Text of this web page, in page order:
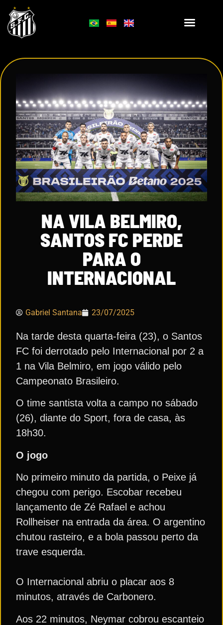
NA VILA BELMIRO,
SANTOS FC PERDE
PARA O
INTERNACIONAL
Gabriel Santana 23/07/2025
Na tarde desta quarta-feira (23), o Santos
FC foi derrotado pelo Internacional por 2 a
1 na Vila Belmiro, em jogo válido pelo
Campeonato Brasileiro.
O time santista volta a campo no sábado
(26), diante do Sport, fora de casa, às
18h30.
O jogo
No primeiro minuto da partida, o Peixe já
chegou com perigo. Escobar recebeu
lançamento de Zé Rafael e achou
Rollheiser na entrada da área. O argentino
chutou rasteiro, e a bola passou perto da
trave esquerda.
O Internacional abriu o placar aos 8
minutos, através de Carbonero.
Aos 22 minutos, Neymar cobrou escanteio